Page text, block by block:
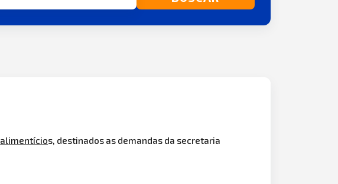
alimentícios, destinados as demandas da secretaria